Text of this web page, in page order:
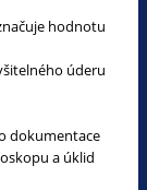
hodnotu
úderu
dokumentace
a úklid